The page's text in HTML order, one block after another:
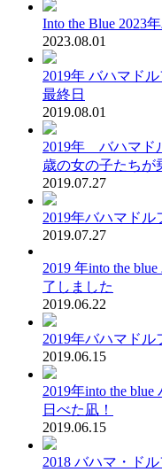
Into the Blue 2023
2023.08.01
2019年 バハマド
最終日
2019.08.01
2019年 バハマド
歳の女の子たちが
2019.07.27
2019年バハマドル
2019.07.27
2019 年into the
了しました
2019.06.22
2019年バハマドル
2019.06.15
2019年into the
日べた凪！
2019.06.15
2018 バハマ・ド